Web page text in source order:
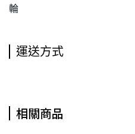
輪
運送方式
相關商品